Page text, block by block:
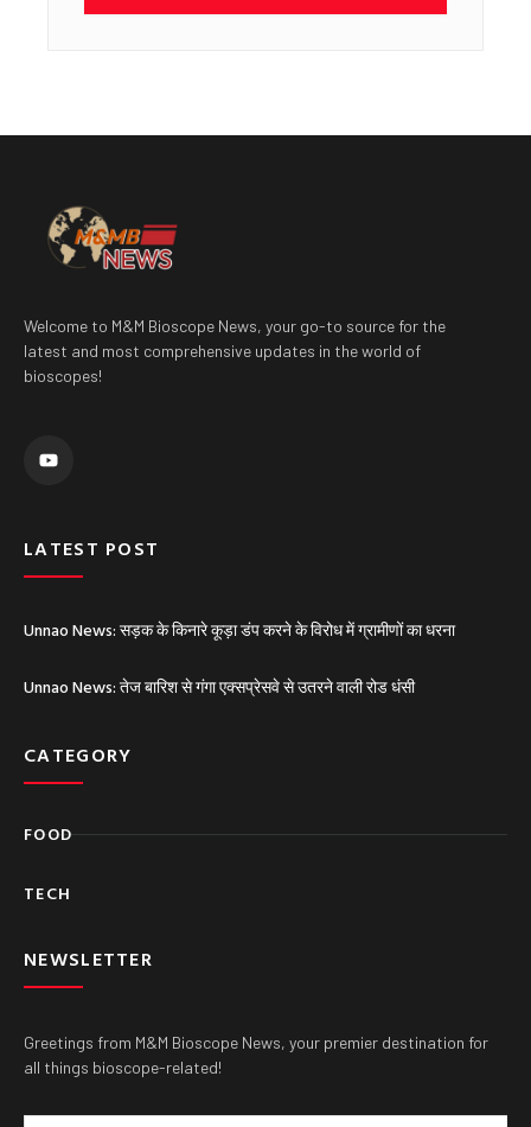
Welcome to M&M Bioscope News, your go-to source for the
latest and most comprehensive updates in the world of
bioscopes!
u
LATEST POST
Unnao News: सड़क के किनारे कूड़ा डंप करने के विरोध में ग्रामीणों का धरना
Unnao News: तेज बारिश से गंगा एक्सप्रेसवे से उतरने वाली रोड धंसी
CATEGORY
FOOD
TECH
NEWSLETTER
Greetings from M&M Bioscope News, your premier destination for
all things bioscope-related!